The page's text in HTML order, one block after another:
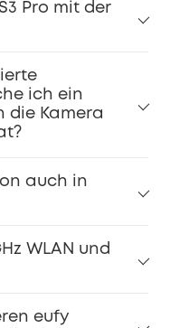
Pro mit der
ich ein
die Kamera
auch in
WLAN und
eufy